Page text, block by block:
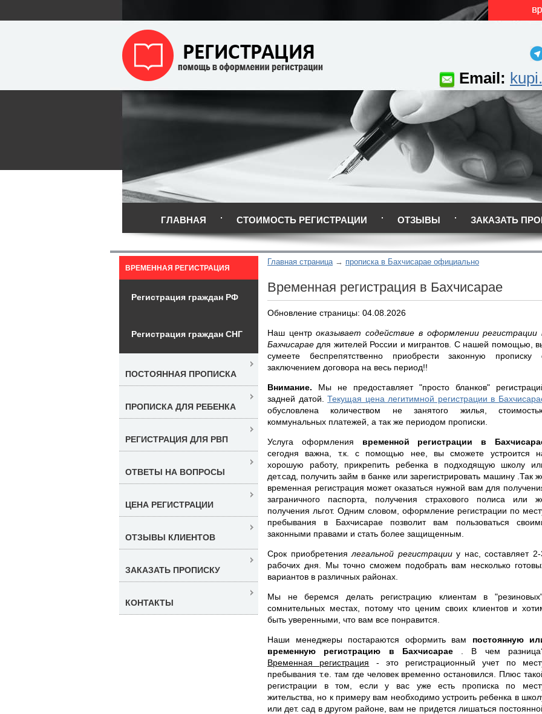
Email:
ГЛАВНАЯ СТОИМОСТЬ РЕГИСТРАЦИИ ОТЗЫВЫ ЗАКАЗАТЬ
Главная страница прописка в Бахчисарае официально
Временная регистрация в Бахчисарае
Обновление страницы: 04.08.2026
Наш центроказывает содействие в оформлении регистрации
Бахчисарае для жителей России и мигрантов. С нашей помощью,
сумеете беспрепятственно приобрести законную прописку
заключением договора на весь период!!
Внимание. Мы не предоставляет "просто бланков"
задней датой.Текущая цена легитимной регистрации в
обусловлена количеством не занятого жилья,
коммунальных платежей, а так же периодом прописки.
Услуга оформления временной регистрации в
сегодня важна, т.к. с помощью нее, вы сможете устроится
хорошую работу, прикрепить ребенка в подходящую школу
дет.сад, получить займ в банке или зарегистрировать машину .Так
временная регистрация может оказаться нужной вам для
заграничного паспорта, получения страхового полиса или
получения льгот. Одним словом, оформление регистрации по
пребывания в Бахчисарае позволит вам пользоваться
законными правами и стать более защищенным.
Срок приобретениялегальной регистрацииу нас, составляет 2-
рабочих дня. Мы точно сможем подобрать вам несколько
вариантов в различных районах.
Мы не беремся делать регистрацию клиентам в
сомнительных местах, потому что ценим своих клиентов и
быть уверенными, что вам все понравится.
Наши менеджеры постараются оформить вам постоянную
временную регистрацию в Бахчисарае
. В чем
Временная регистрация - это регистрационный учет по
пребывания т.е. там где человек временно остановился. Плюс
регистрации в том, если у вас уже есть прописка по
жительства, но к примеру вам необходимо устроить ребенка в
или дет. сад в другом районе, вам не придется лишаться
ВРЕМЕННАЯ РЕГИСТРАЦИЯ
Регистрация граждан РФ
Регистрация граждан СНГ
ПОСТОЯННАЯ ПРОПИСКА
ПРОПИСКА ДЛЯ РЕБЕНКА
РЕГИСТРАЦИЯ ДЛЯ РВП
ОТВЕТЫ НА ВОПРОСЫ
ЦЕНА РЕГИСТРАЦИИ
ОТЗЫВЫ КЛИЕНТОВ
ЗАКАЗАТЬ ПРОПИСКУ
КОНТАКТЫ